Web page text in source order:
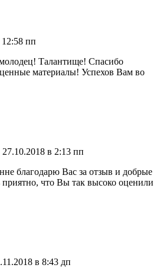
12:58 пп
Талантище! Спасибо
материалы! Успехов Вам во
27.10.2018 в 2:13 пп
благодарю Вас за отзыв и добрые
приятно, что Вы так высоко оценили
в 8:43 дп